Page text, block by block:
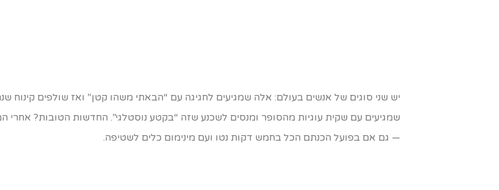
יש שני סוגים של אנשים בעולם: אלה שמגיעים לחגיגה עם “הבאתי משהו קטן” ואז שולפים קינוח
שמגיעים עם שקית עוגיות מהסופר ומנסים לשכנע שזה “בקטע נוסטלגי”. החדשות הטובות?
— גם אם בפועל הכנתם הכל בחמש דקות נטו ועם מינימום כלים לשטיפה.